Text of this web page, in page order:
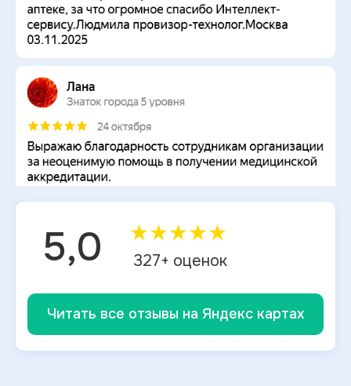
5,0 ★★★★★
327+ оценок
Читать все отзывы на Яндекс картах